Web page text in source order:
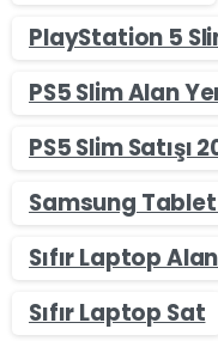
PlayStation 5
PS5 Slim Alan
PS5 Slim Satışı
Samsung
Sıfır Laptop
Sıfır Laptop Sat